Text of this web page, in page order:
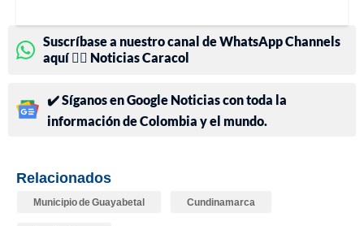
Suscríbase a nuestro canal de WhatsApp Channels
aquí 👉🏻 Noticias Caracol
✔️ Síganos en Google Noticias con toda la
información de Colombia y el mundo.
Relacionados
Municipio de Guayabetal Cundinamarca